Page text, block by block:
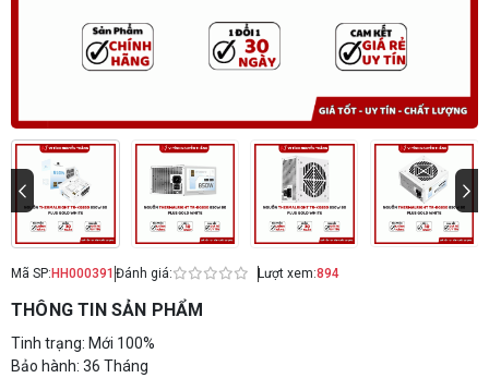
Mã SP: HH000391 Đánh giá: Lượt xem:894
THÔNG TIN SẢN PHẨM
Tinh trạng: Mới 100%
Bảo hành: 36 Tháng